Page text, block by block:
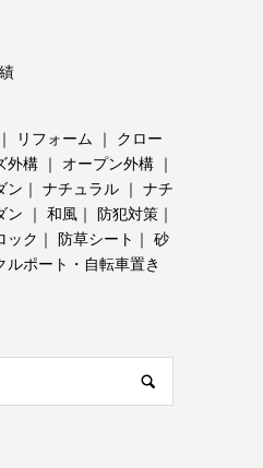
｜ リフォーム ｜ クロー
外構 ｜ オープン外構 ｜
ン ｜ ナチュラル ｜ ナチ
ン ｜ 和風 ｜ 防犯対策 ｜
ック ｜ 防草シート ｜ 砂
ルポート・自転車置き